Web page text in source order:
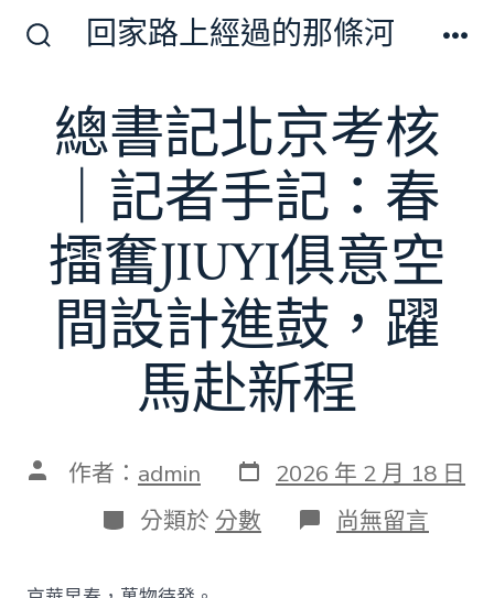
換
開
回家路上經過的那條河
總書記北京考核
｜記者手記：春
擂奮JIUYI俱意空
間設計進鼓，躍
馬赴新程
文 作者： admin 發
表
日
期
2026 年 2 月 18 日
分
類
分類於 分數 在
〈總
尚無留言